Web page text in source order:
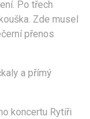
Po třech
Zde musel
přenos
a přímý
koncertu Rytíři